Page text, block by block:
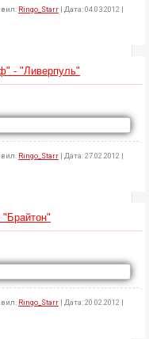
Ringo_Starr | Дата: 04.03.2012 |
- "Ливерпуль"
Ringo_Starr | Дата: 27.02.2012 |
"Брайтон"
Ringo_Starr | Дата: 20.02.2012 |